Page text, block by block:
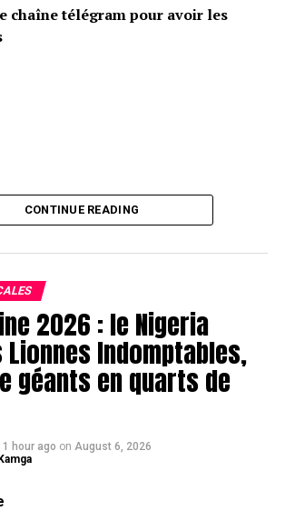
chaîne télégram pour avoir les
CONTINUE READING
2026 : le Nigeria
Indomptables,
géants en quarts de
1 hour ago on August 6, 2026